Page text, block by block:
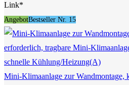
Link*
AngebotBestseller Nr. 15
Mini-Klimaanlage zur Wandmontage,